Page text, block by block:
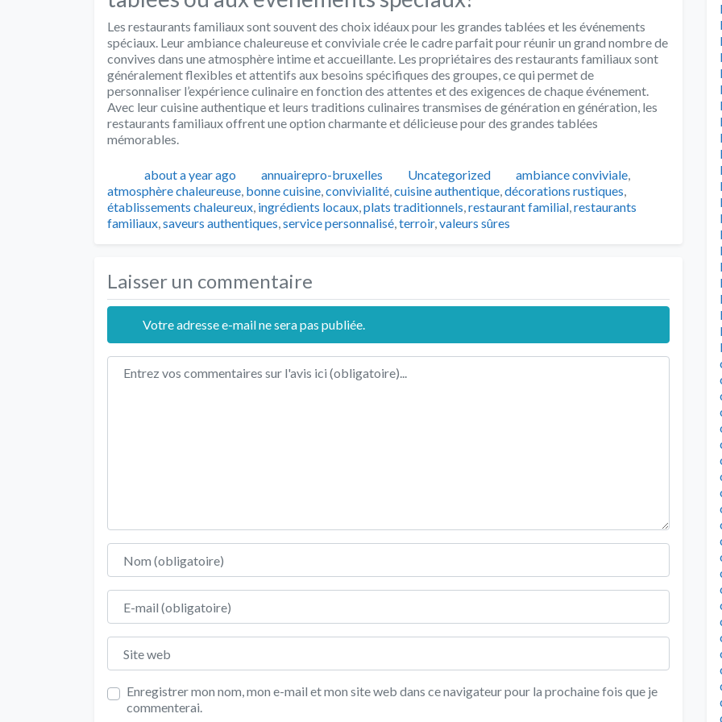
Les restaurants familiaux sont souvent des choix idéaux pour les grandes tablées et les événements
spéciaux. Leur ambiance chaleureuse et conviviale crée le cadre parfait pour réunir un grand nombre de
convives dans une atmosphère intime et accueillante. Les propriétaires des restaurants familiaux sont
généralement flexibles et attentifs aux besoins spécifiques des groupes, ce qui permet de
personnaliser l’expérience culinaire en fonction des attentes et des exigences de chaque événement.
Avec leur cuisine authentique et leurs traditions culinaires transmises de génération en génération, les
restaurants familiaux offrent une option charmante et délicieuse pour des grandes tablées
mémorables.
Publié
about a year ago Auteur
annuairepro-bruxelles Catégories
Uncategorized Tags
ambiance conviviale,
atmosphère chaleureuse, bonne cuisine,convivialité,cuisine authentique,décorations rustiques,
établissements chaleureux, ingrédients locaux,plats traditionnels,restaurant familial,restaurants
familiaux,saveurs authentiques,service personnalisé,terroir,valeurs sûres
Laisser un commentaire
Votre adresse e-mail ne sera pas publiée.
Texte de l'avis
Nom
E-mail
Site web
Enregistrer mon nom, mon e-mail et mon site web dans ce navigateur pour la prochaine fois que je
commenterai.